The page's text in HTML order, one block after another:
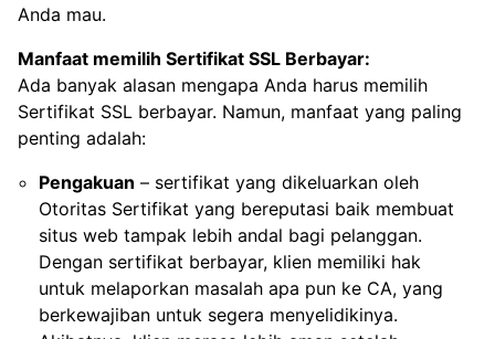
Anda mau.
Manfaat memilih Sertifikat SSL Berbayar:
Ada banyak alasan mengapa Anda harus memilih
Sertifikat SSL berbayar. Namun, manfaat yang paling
penting adalah:
Pengakuan – sertifikat yang dikeluarkan oleh
Otoritas Sertifikat yang bereputasi baik membuat
situs web tampak lebih andal bagi pelanggan.
Dengan sertifikat berbayar, klien memiliki hak
untuk melaporkan masalah apa pun ke CA, yang
berkewajiban untuk segera menyelidikinya.